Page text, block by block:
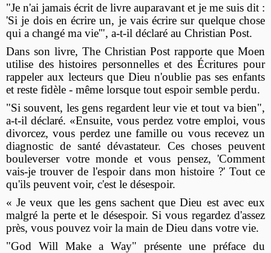
"Je n'ai jamais écrit de livre auparavant et je me suis dit :
'Si je dois en écrire un, je vais écrire sur quelque chose
qui a changé ma vie'", a-t-il déclaré au Christian Post.
Dans son livre, The Christian Post rapporte que Moen
utilise des histoires personnelles et des Écritures pour
rappeler aux lecteurs que Dieu n'oublie pas ses enfants
et reste fidèle - même lorsque tout espoir semble perdu.
"Si souvent, les gens regardent leur vie et tout va bien",
a-t-il déclaré. «Ensuite, vous perdez votre emploi, vous
divorcez, vous perdez une famille ou vous recevez un
diagnostic de santé dévastateur. Ces choses peuvent
bouleverser votre monde et vous pensez, 'Comment
vais-je trouver de l'espoir dans mon histoire ?' Tout ce
qu'ils peuvent voir, c'est le désespoir.
« Je veux que les gens sachent que Dieu est avec eux
malgré la perte et le désespoir. Si vous regardez d'assez
près, vous pouvez voir la main de Dieu dans votre vie.
"God Will Make a Way" présente une préface du